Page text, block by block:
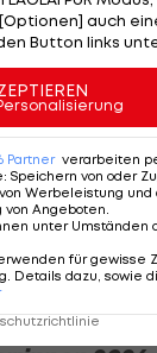
im
den
erfolgreich.
G als
auch
Button links
Partner verarbeiten
: Speichern von oder
Werbeleistung
von Angeboten.
unter Umständen
für gewisse
Details dazu, sowie